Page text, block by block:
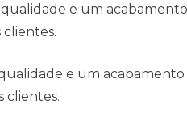
e um
clientes.
e um acabamento
clientes.